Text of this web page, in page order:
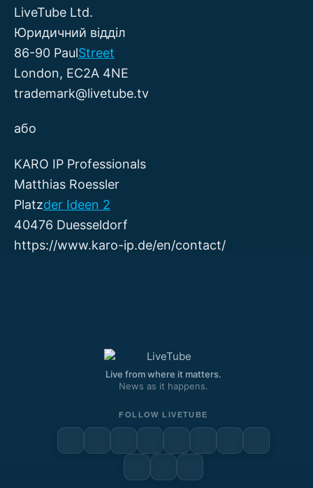
LiveTube Ltd.
Юридичний відділ
86-90 PaulStreet
London, EC2A 4NE
trademark@livetube.tv
або
KARO IP Professionals
Matthias Roessler
Platzder Ideen 2
40476 Duesseldorf
https://www.karo-ip.de/en/contact/
Live from where it matters.
News as it happens.
FOLLOW LIVETUBE